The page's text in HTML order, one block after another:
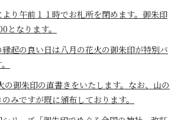
より午前１１時でお札所を閉めます。御朱印
となります。
起の良い日は八月の花火の御朱印が特別バ
の御朱印の直書きをいたします。なお、山の
みですが既に頒布しております。